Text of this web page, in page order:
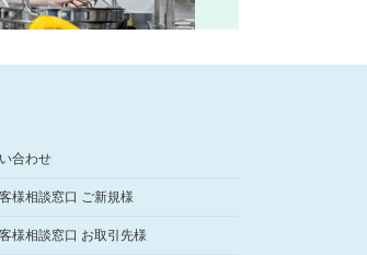
合わせ
様相談窓口 ご新規様
様相談窓口 お取引先様